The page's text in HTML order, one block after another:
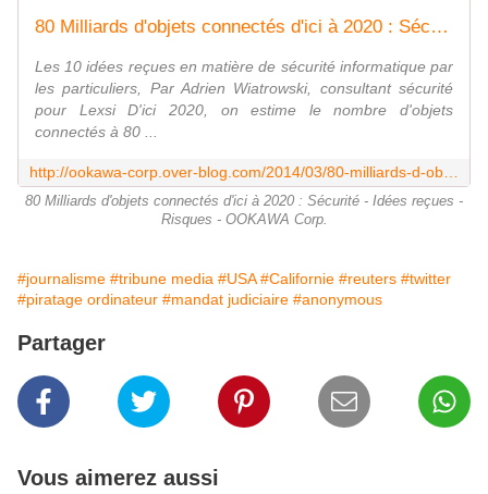
80 Milliards d'objets connectés d'ici à 2020 : Sécurité - Idées reçues - Risques - OOKAWA Corp.
Les 10 idées reçues en matière de sécurité informatique par
les particuliers, Par Adrien Wiatrowski, consultant sécurité
pour Lexsi D'ici 2020, on estime le nombre d'objets
connectés à 80 ...
80 Milliards d'objets connectés d'ici à 2020 : Sécurité - Idées reçues -
Risques - OOKAWA Corp.
#journalisme #tribune media #USA #Californie #reuters #twitter
#piratage ordinateur #mandat judiciaire #anonymous
Partager
Vous aimerez aussi